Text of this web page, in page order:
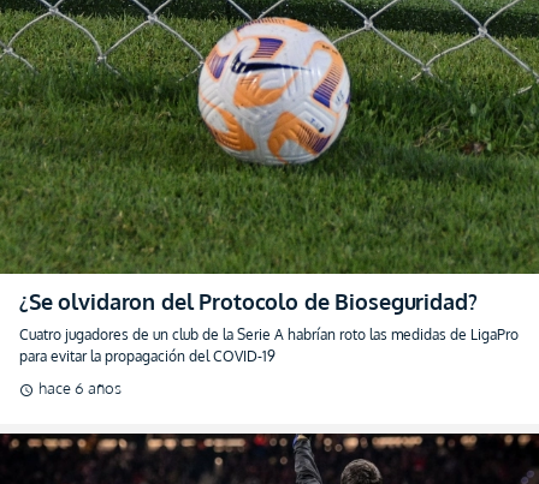
¿Se olvidaron del Protocolo de Bioseguridad?
Cuatro jugadores de un club de la Serie A habrían roto las medidas de LigaPro
para evitar la propagación del COVID-19
hace 6 años